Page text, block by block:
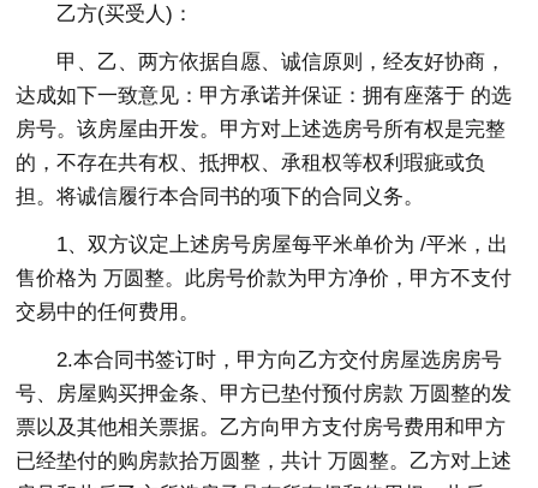
乙方(买受人)：
甲、乙、两方依据自愿、诚信原则，经友好协商，
达成如下一致意见：甲方承诺并保证：拥有座落于 的选
房号。该房屋由开发。甲方对上述选房号所有权是完整
的，不存在共有权、抵押权、承租权等权利瑕疵或负
担。将诚信履行本合同书的项下的合同义务。
1、双方议定上述房号房屋每平米单价为 /平米，出
售价格为 万圆整。此房号价款为甲方净价，甲方不支付
交易中的任何费用。
2.本合同书签订时，甲方向乙方交付房屋选房房号
号、房屋购买押金条、甲方已垫付预付房款 万圆整的发
票以及其他相关票据。乙方向甲方支付房号费用和甲方
已经垫付的购房款拾万圆整，共计 万圆整。乙方对上述